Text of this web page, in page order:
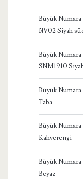
Büyük Numara
NV02 Siyah
Büyük Numara
SNM1910
Büyük Numara
Taba
Büyük
Kahverengi
Büyük
Beyaz